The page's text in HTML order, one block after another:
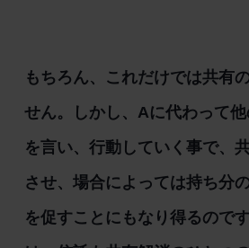
もちろん、これだけでは共有
せん。しかし、Aに代わって
を言い、行動していく事で、
させ、場合によっては持ち分
を促すことにもなり得るので